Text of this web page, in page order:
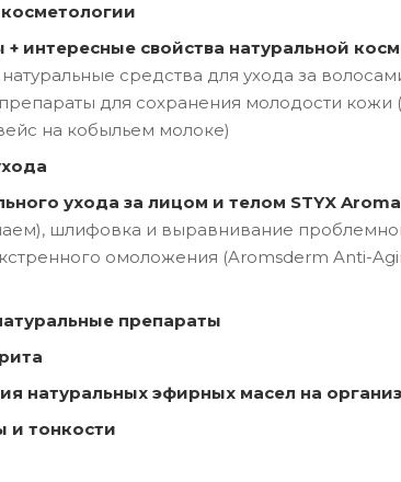
интересные свойства натуральной
средства для ухода за
для сохранения молодости кожи
на кобыльем молоке)
ухода за лицом и телом STYX
шлифовка и выравнивание
омоложения (Aromsderm Anti-
препараты
натуральных эфирных масел на
тонкости